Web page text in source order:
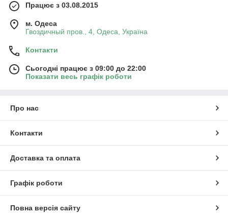
Працює з 03.08.2015
м. Одеса
Гвоздичный пров., 4, Одеса, Україна
Контакти
Сьогодні працює з 09:00 до 22:00
Показати весь графік роботи
Про нас
Контакти
Доставка та оплата
Графік роботи
Повна версія сайту